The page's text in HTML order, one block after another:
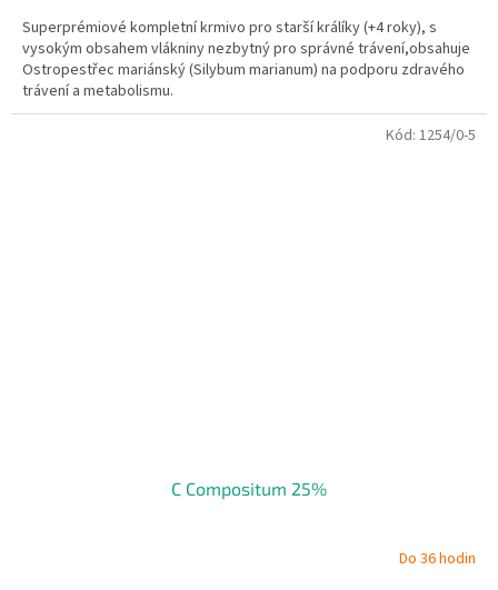
Superprémiové kompletní krmivo pro starší králíky (+4 roky), s
vysokým obsahem vlákniny nezbytný pro správné trávení,obsahuje
Ostropestřec mariánský (Silybum marianum) na podporu zdravého
trávení a metabolismu.
C Compositum 25%
Do 36 hodin
Kód: 1254/0-5